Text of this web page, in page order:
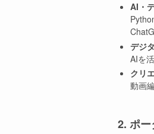
AI・
デジ
AIを
クリ
動画
2. ポ